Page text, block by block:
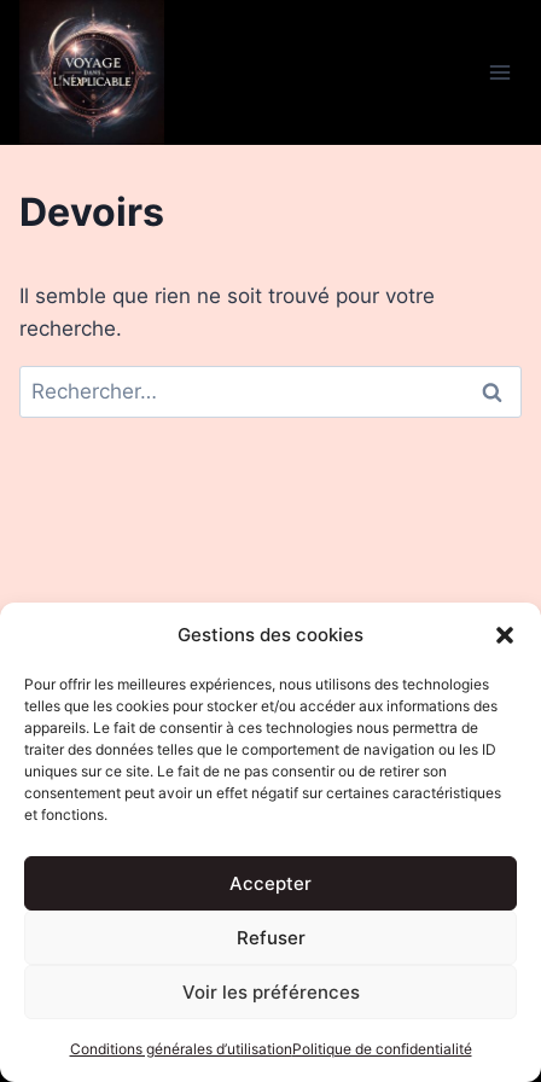
Gestions des cookies
Pour offrir les meilleures expériences, nous utilisons des technologies
telles que les cookies pour stocker et/ou accéder aux informations des
appareils. Le fait de consentir à ces technologies nous permettra de
traiter des données telles que le comportement de navigation ou les ID
uniques sur ce site. Le fait de ne pas consentir ou de retirer son
consentement peut avoir un effet négatif sur certaines caractéristiques
et fonctions.
Accepter
Refuser
Voir les préférences
Conditions générales d’utilisationPolitique de confidentialité
contenu
Devoirs
Il semble que rien ne soit trouvé pour votre
recherche.
Rechercher :
Accueil
Biographie
Politique de confidentialité